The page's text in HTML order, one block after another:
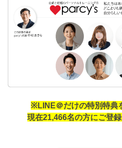
※LINE＠だけの特別特典
現在21,466名の方にご登